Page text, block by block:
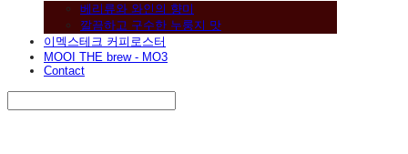
베리류와 와인의 향미
깔끔하고 구수한 누룽지 맛
이멕스테크 커피로스터
MOOI THE brew - MO3
Contact